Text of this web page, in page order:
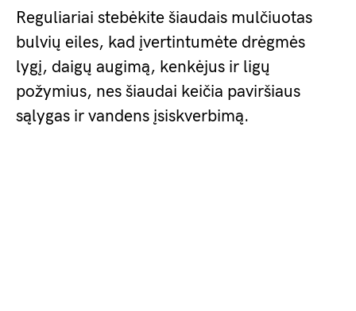
Reguliariai stebėkite šiaudais mulčiuotas
bulvių eiles, kad įvertintumėte drėgmės
lygį, daigų augimą, kenkėjus ir ligų
požymius, nes šiaudai keičia paviršiaus
sąlygas ir vandens įsiskverbimą.